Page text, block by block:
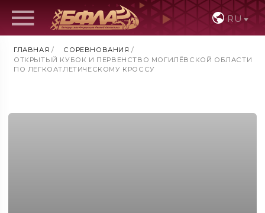
RU
ГЛАВНАЯ / СОРЕВНОВАНИЯ /
ОТКРЫТЫЙ КУБОК И ПЕРВЕНСТВО МОГИЛЁВСКОЙ ОБЛАСТИ
ПО ЛЕГКОАТЛЕТИЧЕСКОМУ КРОССУ